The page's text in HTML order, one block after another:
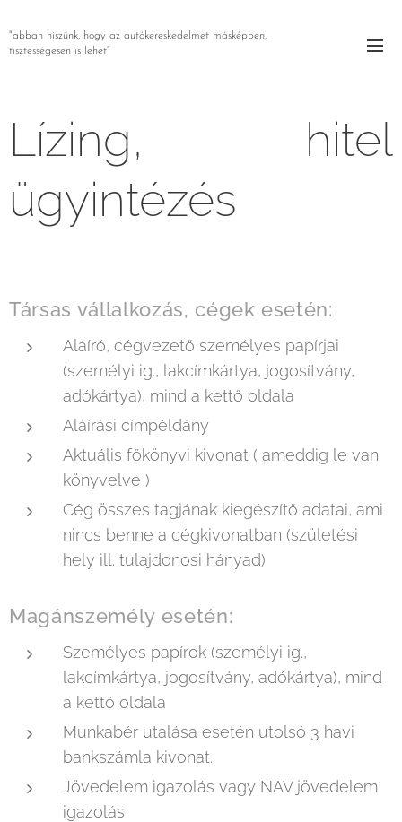
"abban hiszünk, hogy az autókereskedelmet másképpen,
tisztességesen is lehet"
Lízing, hitel
ügyintézés
Társas vállalkozás, cégek esetén:
Aláíró, cégvezető személyes papírjai
(személyi ig., lakcímkártya, jogosítvány,
adókártya), mind a kettő oldala
Aláírási címpéldány
Aktuális főkönyvi kivonat ( ameddig le van
könyvelve )
Cég összes tagjának kiegészítő adatai, ami
nincs benne a cégkivonatban (születési
hely ill. tulajdonosi hányad)
Magánszemély esetén:
Személyes papírok (személyi ig.,
lakcímkártya, jogosítvány, adókártya), mind
a kettő oldala
Munkabér utalása esetén utolsó 3 havi
bankszámla kivonat.
Jövedelem igazolás vagy NAV jövedelem
igazolás